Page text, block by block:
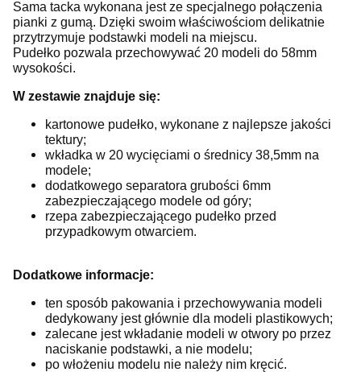
Sama tacka wykonana jest ze specjalnego połączenia
pianki z gumą. Dzięki swoim właściwościom delikatnie
przytrzymuje podstawki modeli na miejscu.
Pudełko pozwala przechowywać 20 modeli do 58mm
wysokości.
W zestawie znajduje się:
kartonowe pudełko, wykonane z najlepsze jakości
tektury;
wkładka w 20 wycięciami o średnicy 38,5mm na
modele;
dodatkowego separatora grubości 6mm
zabezpieczającego modele od góry;
rzepa zabezpieczającego pudełko przed
przypadkowym otwarciem.
Dodatkowe informacje:
ten sposób pakowania i przechowywania modeli
dedykowany jest głównie dla modeli plastikowych;
zalecane jest wkładanie modeli w otwory po przez
naciskanie podstawki, a nie modelu;
po włożeniu modelu nie należy nim kręcić.